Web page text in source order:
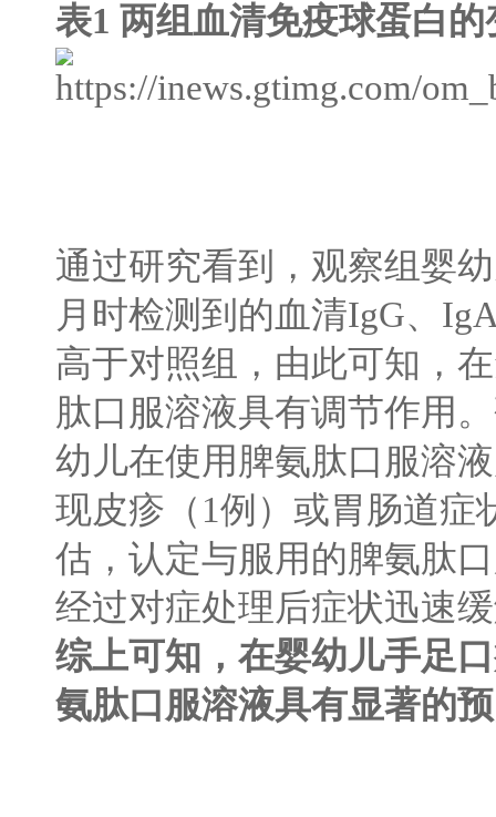
表1 两组血清免疫球蛋白的
通过研究看到，观察组婴
月时检测到的血清IgG、
高于对照组，由此可知，
肽口服溶液具有调节作用
幼儿在使用脾氨肽口服溶
现皮疹（ 1例）或胃肠道症
估，认定与服用的脾氨肽
经过对症处理后症状迅速
综上可知，在婴幼儿手足
氨肽口服溶液具有显著的